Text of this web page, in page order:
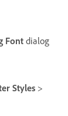
Fontdialog
Styles >